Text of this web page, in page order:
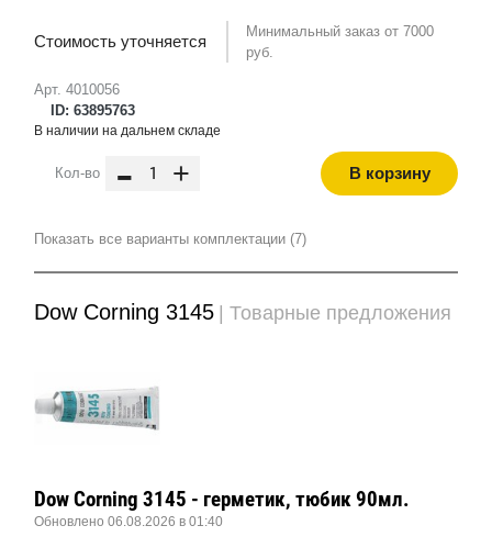
Арт. 4010056
ID: 63895763
Стоимость уточняется
Минимальный заказ от 7000
руб.
В наличии на дальнем складе
Кол-во - + В корзину
Показать все варианты комплектации (7)
Dow Corning 3145 | Товарные предложения
Dow Corning 3145 - герметик, тюбик 90мл.
Обновлено 06.08.2026 в 01:40